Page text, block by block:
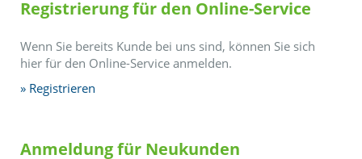
Registrierung für den Online-Service
Wenn Sie bereits Kunde bei uns sind, können Sie sich
hier für den Online-Service anmelden.
Registrieren
Anmeldung für Neukunden